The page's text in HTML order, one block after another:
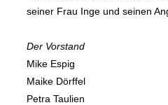
seiner Frau Inge und seinen
Der Vorstand
Mike Espig
Maike Dörffel
Petra Taulien